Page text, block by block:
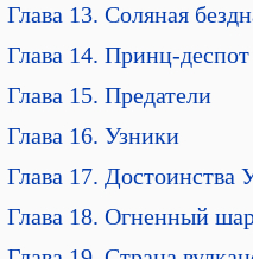
Глава 13. Соляная
Глава 14. Принц-деспот
Глава 15. Предатели
Глава 16. Узники
Глава 17. Достоинства
Глава 18. Огненный